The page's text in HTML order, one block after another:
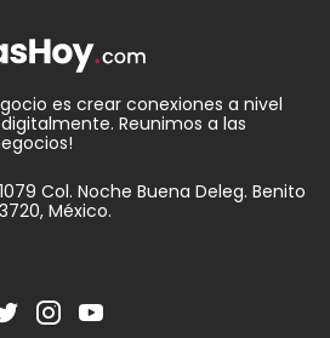
es crear conexiones a nivel
Reunimos a las
Col. Noche Buena Deleg. Benito
México.